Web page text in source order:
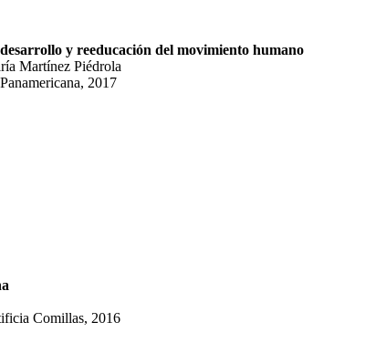
y reeducación del movimiento humano
Martínez Piédrola
2017
Comillas, 2016